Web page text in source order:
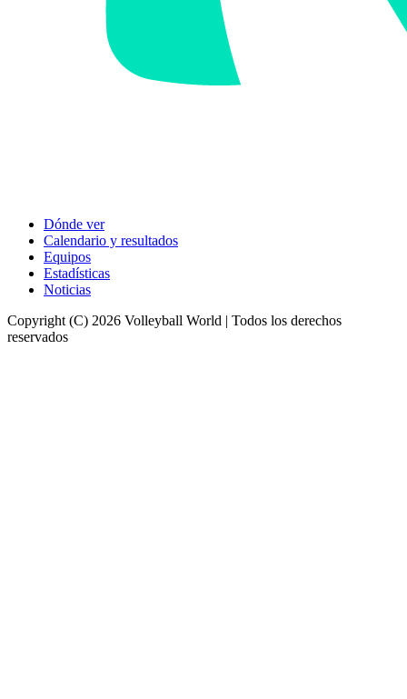
Dónde ver
Calendario y resultados
Equipos
Estadísticas
Noticias
Copyright (C) 2026 Volleyball World | Todos los derechos
reservados